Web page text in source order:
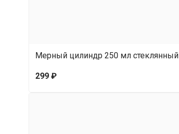
Мерный цилиндр 250 мл стеклянный
299 ₽